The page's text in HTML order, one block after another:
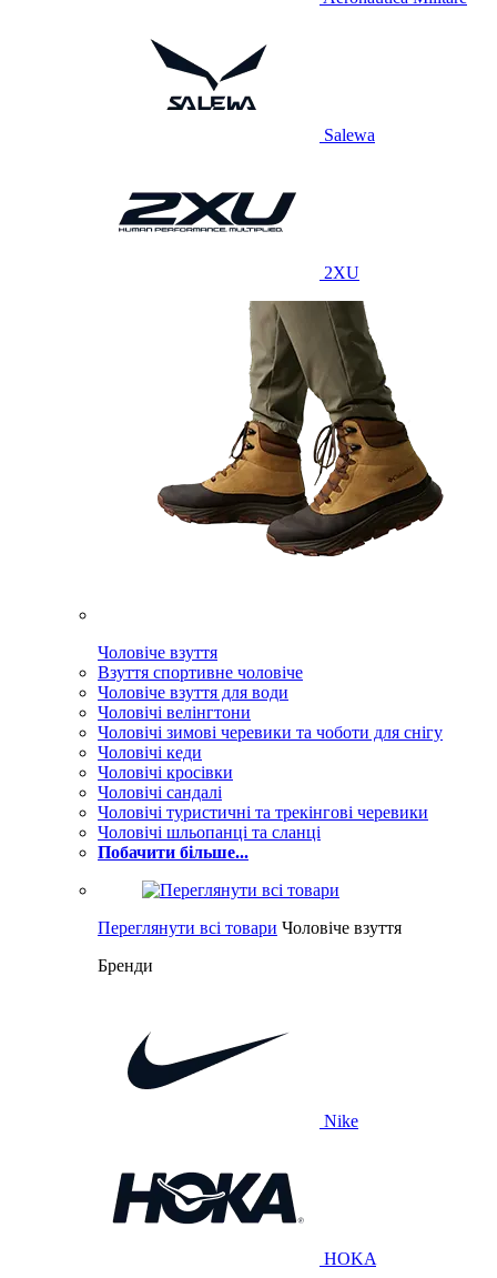
Salewa
2XU
Чоловіче взуття
Взуття спортивне чоловіче
Чоловіче взуття для води
Чоловічі велінгтони
Чоловічі зимові черевики та чоботи для снігу
Чоловічі кеди
Чоловічі кросівки
Чоловічі сандалі
Чоловічі туристичні та трекінгові черевики
Чоловічі шльопанці та сланці
Побачити більше...
Переглянути всі товари Чоловіче взуття
Бренди
Nike
HOKA